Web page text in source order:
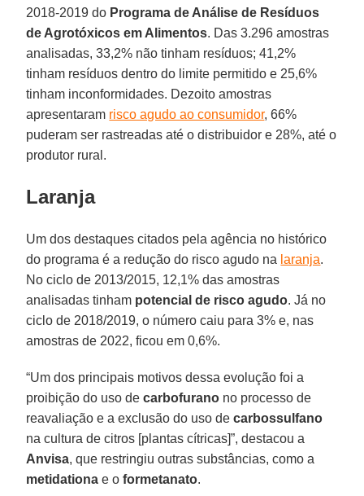
2018-2019 do Programa de Análise de Resíduos
de Agrotóxicos em Alimentos. Das 3.296 amostras
analisadas, 33,2% não tinham resíduos; 41,2%
tinham resíduos dentro do limite permitido e 25,6%
tinham inconformidades. Dezoito amostras
apresentaram risco agudo ao consumidor, 66%
puderam ser rastreadas até o distribuidor e 28%, até o
produtor rural.
Laranja
Um dos destaques citados pela agência no histórico
do programa é a redução do risco agudo na laranja.
No ciclo de 2013/2015, 12,1% das amostras
analisadas tinham potencial de risco agudo. Já no
ciclo de 2018/2019, o número caiu para 3% e, nas
amostras de 2022, ficou em 0,6%.
“Um dos principais motivos dessa evolução foi a
proibição do uso decarbofurano no processo de
reavaliação e a exclusão do uso decarbossulfano
na cultura de citros [plantas cítricas]”, destacou a
Anvisa, que restringiu outras substâncias, como a
metidationa e oformetanato.